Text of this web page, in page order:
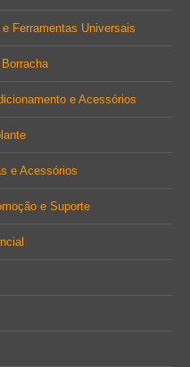
Ferramentas Universais
e Acessórios
e Acessórios
e Suporte